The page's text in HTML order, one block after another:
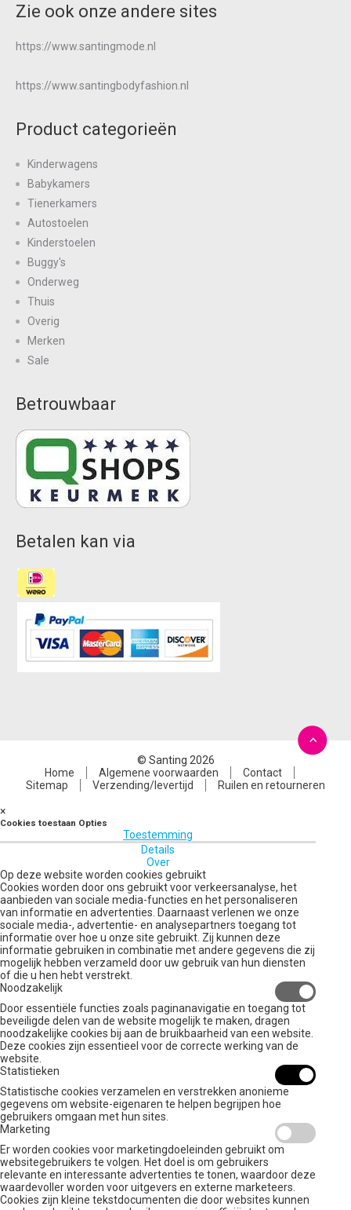
Zie ook onze andere sites
https://www.santingmode.nl
https://www.santingbodyfashion.nl
Product categorieën
Kinderwagens
Babykamers
Tienerkamers
Autostoelen
Kinderstoelen
Buggy's
Onderweg
Thuis
Overig
Merken
Sale
Betrouwbaar
Betalen kan via
© Santing 2026
Home
Algemene voorwaarden
Contact
Sitemap
Verzending/levertijd Ruilen en retourneren
×
Cookies toestaan Opties
Toestemming
Details
Over
Op deze website worden cookies gebruikt
Cookies worden door ons gebruikt voor verkeersanalyse, het
aanbieden van sociale media-functies en het personaliseren
van informatie en advertenties. Daarnaast verlenen we onze
sociale media-, advertentie- en analysepartners toegang tot
informatie over hoe u onze site gebruikt. Zij kunnen deze
informatie gebruiken in combinatie met andere gegevens die zij
mogelijk hebben verzameld door uw gebruik van hun diensten
of die u hen hebt verstrekt.
Noodzakelijk
Door essentiële functies zoals paginanavigatie en toegang tot
beveiligde delen van de website mogelijk te maken, dragen
noodzakelijke cookies bij aan de bruikbaarheid van een website.
Deze cookies zijn essentieel voor de correcte werking van de
website.
Statistieken
Statistische cookies verzamelen en verstrekken anonieme
gegevens om website-eigenaren te helpen begrijpen hoe
gebruikers omgaan met hun sites.
Marketing
Er worden cookies voor marketingdoeleinden gebruikt om
websitegebruikers te volgen. Het doel is om gebruikers
relevante en interessante advertenties te tonen, waardoor deze
waardevoller worden voor uitgevers en externe marketeers.
Cookies zijn kleine tekstdocumenten die door websites kunnen